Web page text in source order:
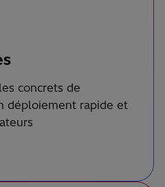
concrets de
déploiement rapide et